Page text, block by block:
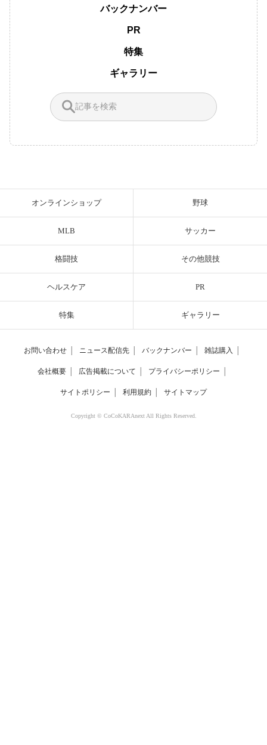
バックナンバー
PR
特集
ギャラリー
オンラインショップ 野球
MLB サッカー
格闘技 その他競技
ヘルスケア PR
特集 ギャラリー
お問い合わせ ニュース配信先 バックナンバー 雑誌購入
会社概要 広告掲載について プライバシーポリシー
サイトポリシー 利用規約 サイトマップ
Copyright © CoCoKARAnext All Rights Reserved.